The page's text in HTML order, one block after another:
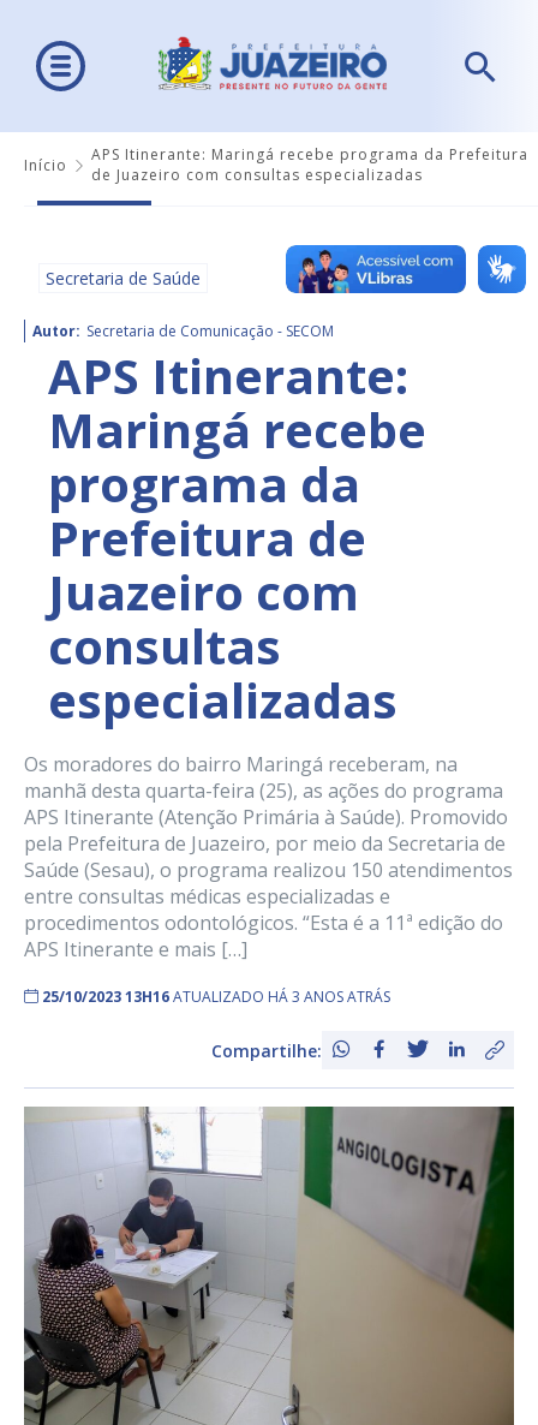
Início
APS Itinerante: Maringá recebe programa da Prefeitura
de Juazeiro com consultas especializadas
Secretaria de Saúde
Autor: Secretaria de Comunicação - SECOM
APS Itinerante:
Maringá recebe
programa da
Prefeitura de
Juazeiro com
consultas
especializadas
Os moradores do bairro Maringá receberam, na
manhã desta quarta-feira (25), as ações do programa
APS Itinerante (Atenção Primária à Saúde). Promovido
pela Prefeitura de Juazeiro, por meio da Secretaria de
Saúde (Sesau), o programa realizou 150 atendimentos
entre consultas médicas especializadas e
procedimentos odontológicos. “Esta é a 11ª edição do
APS Itinerante e mais […]
25/10/2023 13H16ATUALIZADO HÁ 3 ANOS ATRÁS
Compartilhe: